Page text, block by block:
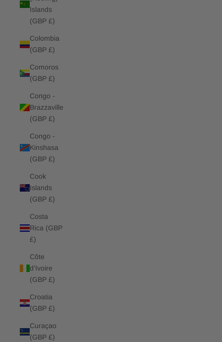
Islands
(GBP £)
Colombia
(GBP £)
Comoros
(GBP £)
Congo -
Brazzaville
(GBP £)
Congo -
Kinshasa
(GBP £)
Cook
Islands
(GBP £)
Costa
Rica (GBP
£)
Côte
d’Ivoire
(GBP £)
Croatia
(GBP £)
Curaçao
(GBP £)